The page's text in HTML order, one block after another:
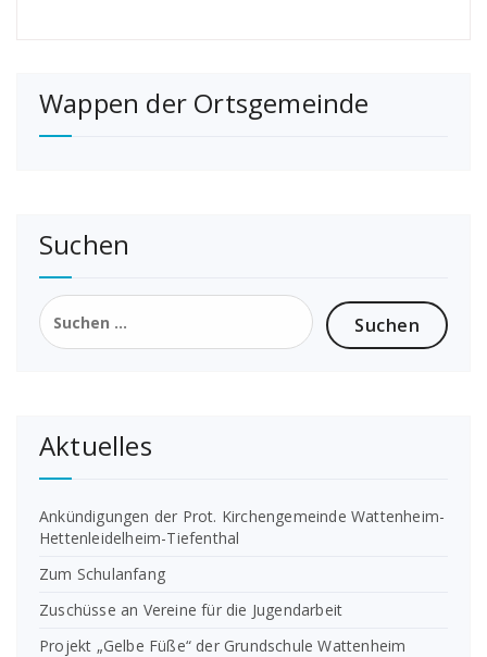
Wappen der Ortsgemeinde
Suchen
Suchen
nach:
Aktuelles
Ankündigungen der Prot. Kirchengemeinde Wattenheim-
Hettenleidelheim-Tiefenthal
Zum Schulanfang
Zuschüsse an Vereine für die Jugendarbeit
Projekt „Gelbe Füße“ der Grundschule Wattenheim